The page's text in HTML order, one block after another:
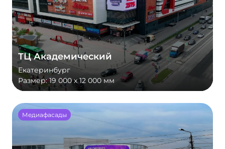
ТЦ Академический
Екатеринбург
Размер:19 000 х 12 000 мм
Медиафасады